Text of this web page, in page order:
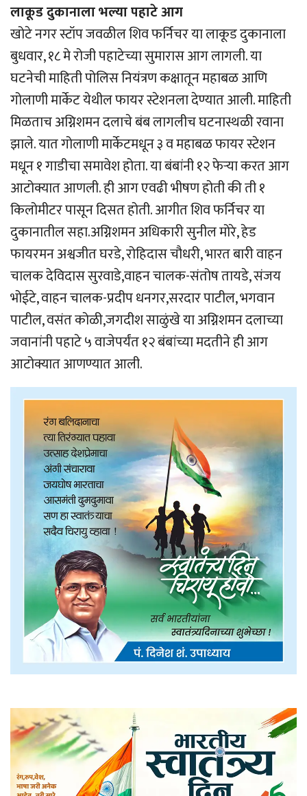
लाकूड दुकानाला भल्या पहाटे आग
खोटे नगर स्टॉप जवळील शिव फर्निचर या लाकूड दुकानाला
बुधवार, १८ मे रोजी पहाटेच्या सुमारास आग लागली. या
घटनेची माहिती पोलिस नियंत्रण कक्षातून महाबळ आणि
गोलाणी मार्केट येथील फायर स्टेशनला देण्यात आली. माहिती
मिळताच अग्निशमन दलाचे बंब लागलीच घटनास्थळी रवाना
झाले. यात गोलाणी मार्केटमधून ३ व महाबळ फायर स्टेशन
मधून १ गाडीचा समावेश होता. या बंबांनी १२ फेऱ्या करत आग
आटोक्यात आणली. ही आग एवढी भीषण होती की ती १
किलोमीटर पासून दिसत होती. आगीत शिव फर्निचर या
दुकानातील सहा.अग्निशमन अधिकारी सुनील मोरे, हेड
फायरमन अश्वजीत घरडे, रोहिदास चौधरी, भारत बारी वाहन
चालक देविदास सुरवाडे,वाहन चालक-संतोष तायडे, संजय
भोईटे, वाहन चालक-प्रदीप धनगर,सरदार पाटील, भगवान
पाटील, वसंत कोळी,जगदीश साळुंखे या अग्निशमन दलाच्या
जवानांनी पहाटे ५ वाजेपर्यंत १२ बंबांच्या मदतीने ही आग
आटोक्यात आणण्यात आली.